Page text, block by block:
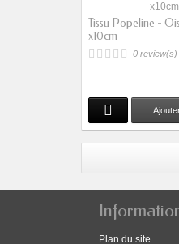
Tissu Popeline -
x10cm
0 review(s)
Plan du site